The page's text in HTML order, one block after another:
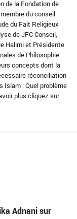
de la Fondation de
du conseil
du Fait Religieux
de JFC Conseil,
Halimi et Présidente
de Philosophie
concepts dont la
réconciliation
Islam : Quel problème
plus cliquez sur
Adnani sur